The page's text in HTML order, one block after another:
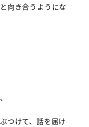
向き合うようにな
つけて、話を届け